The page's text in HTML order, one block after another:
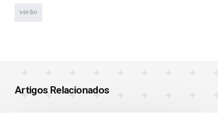
verão
Artigos Relacionados